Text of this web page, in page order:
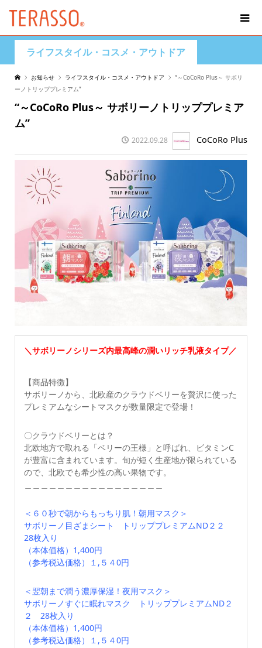
ライフスタイル・コスメ・アウトドア
お知らせ ライフスタイル・コスメ・アウトドア
“～CoCoRo Plus～ サボリ
ーノトリッププレミアム”
“～CoCoRo Plus～ サボリーノトリッププレミア
ム”
2022.09.28 CoCoRo Plus
＼サボリーノシリーズ内最高峰の潤いリッチ乳液タイプ／
【商品特徴】
サボリーノから、北欧産のクラウドベリーを贅沢に使った
プレミアムなシートマスクが数量限定で登場！
〇クラウドベリーとは？
北欧地方で取れる「ベリーの王様」と呼ばれ、ビタミンC
が豊富に含まれています。旬が短く生産地が限られている
ので、北欧でも希少性の高い果物です。
＜６０秒で朝からもっちり肌！朝用マスク＞
サボリーノ目ざまシート トリッププレミアムND２２
28枚入り
（本体価格）1,400円
（参考税込価格）１,５４0円
＜翌朝まで潤う濃厚保湿！夜用マスク＞
サボリーノすぐに眠れマスク トリッププレミアムND２
２ 28枚入り
（本体価格）1,400円
（参考税込価格）１,５４0円